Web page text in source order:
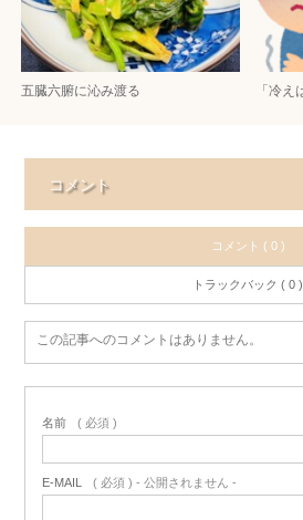
五臓六腑に沁み渡る 「冷え
コメント
コメント ( 0 )
トラックバック ( 0 )
この記事へのコメントはありません。
名前 ( 必須 )
E-MAIL ( 必須 ) - 公開されません -